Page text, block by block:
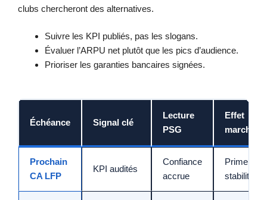
clubs chercheront des alternatives.
Suivre les KPI publiés, pas les slogans.
Évaluer l’ARPU net plutôt que les pics d’audience.
Prioriser les garanties bancaires signées.
Échéance Signal clé
Lecture
PSG
Effet
marché
Prochain
CA LFP
KPI audités
Confiance
accrue
Prime de
stabilité